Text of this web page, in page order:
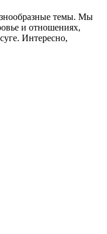
темы. Мы
и отношениях,
Интересно,